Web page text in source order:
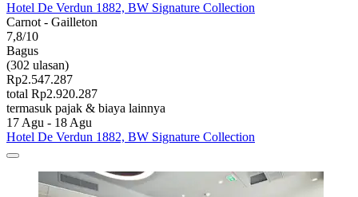
Hotel De Verdun 1882, BW Signature Collection
Carnot - Gailleton
7,8/10
Bagus
(302 ulasan)
Rp2.547.287
total Rp2.920.287
termasuk pajak & biaya lainnya
17 Agu - 18 Agu
Hotel De Verdun 1882, BW Signature Collection